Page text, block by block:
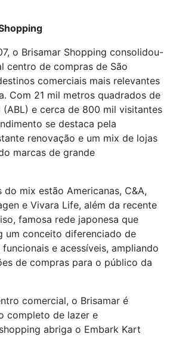
o Brisamar Shopping consolidou-
centro de compras de São
comerciais mais relevantes
Com 21 mil metros quadrados de
(ABL) e cerca de 800 mil visitantes
se destaca pela
renovação e um mix de lojas
marcas de grande
do mix estão Americanas, C&A,
e Vivara Life, além da recente
famosa rede japonesa que
um conceito diferenciado de
e acessíveis, ampliando
de compras para o público da
comercial, o Brisamar é
completo de lazer e
abriga o Embark Kart